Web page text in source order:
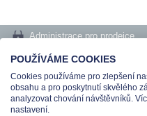
Administrace pro prodejce
Nastavení cookies
Tel.: +420 491 519 500 | E-mail:
© 2026 Teas spol. s r. o.,
48906565, DIČ: CZ699008048,
POUŽÍVÁME COOKIES
Cookies používáme pro zlepšení
obsahu a pro poskytnutí skvělého
analyzovat chování návštěvníků.
nastavení.